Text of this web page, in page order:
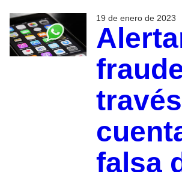
19 de enero de 2023
falsa